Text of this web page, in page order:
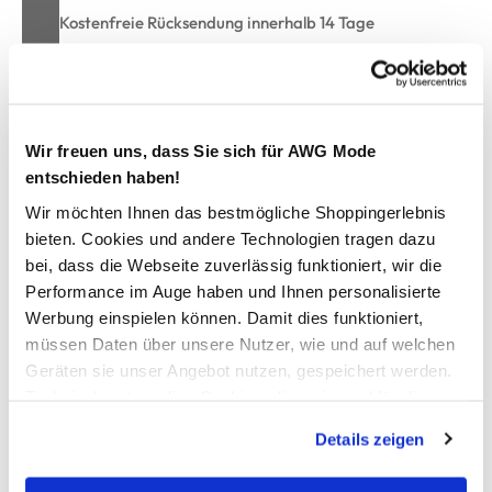
Wir freuen uns, dass Sie sich für AWG Mode
entschieden haben!
Wir möchten Ihnen das bestmögliche Shoppingerlebnis
bieten. Cookies und andere Technologien tragen dazu
bei, dass die Webseite zuverlässig funktioniert, wir die
Performance im Auge haben und Ihnen personalisierte
Werbung einspielen können. Damit dies funktioniert,
müssen Daten über unsere Nutzer, wie und auf welchen
Geräten sie unser Angebot nutzen, gespeichert werden.
werden, werden bei der Nutzung der Webseite auf jeden
Fall gesetzt. Cookies von Drittanbietern für Analyse- oder
Details zeigen
Kostenfreie Rücksendung innerhalb 14 Tage
Kostenlose Filiallieferung in Ihre Wunschfiliale
Zur Wunschliste hinzufügen
Damen Sweatkleid mit Kapuze
angesagtes Sweatkleid von Tom Tailor
Kapuze gefüttert und mit Kordel versehen
ohne Bündchen
innen weich angeraut
perfektes Wohlfühlkleid für Ihre Freizeit